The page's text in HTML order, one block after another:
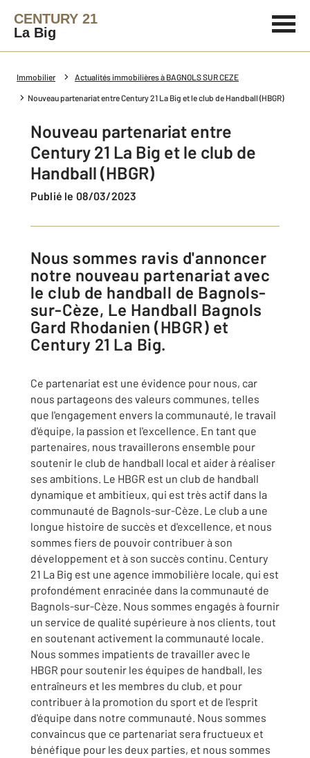
CENTURY 21
La Big
Immobilier Actualités immobilières à BAGNOLS SUR CEZE
Nouveau partenariat entre Century 21 La Big et le club de Handball (HBGR)
Nouveau partenariat entre
Century 21 La Big et le club de
Handball (HBGR)
Publié le 08/03/2023
Nous sommes ravis d'annoncer
notre nouveau partenariat avec
le club de handball de Bagnols-
sur-Cèze, Le Handball Bagnols
Gard Rhodanien (HBGR) et
Century 21 La Big.
Ce partenariat est une évidence pour nous, car
nous partageons des valeurs communes, telles
que l'engagement envers la communauté, le travail
d'équipe, la passion et l'excellence. En tant que
partenaires, nous travaillerons ensemble pour
soutenir le club de handball local et aider à réaliser
ses ambitions. Le HBGR est un club de handball
dynamique et ambitieux, qui est très actif dans la
communauté de Bagnols-sur-Cèze. Le club a une
longue histoire de succès et d'excellence, et nous
sommes fiers de pouvoir contribuer à son
développement et à son succès continu. Century
21 La Big est une agence immobilière locale, qui est
profondément enracinée dans la communauté de
Bagnols-sur-Cèze. Nous sommes engagés à fournir
un service de qualité supérieure à nos clients, tout
en soutenant activement la communauté locale.
Nous sommes impatients de travailler avec le
HBGR pour soutenir les équipes de handball, les
entraîneurs et les membres du club, et pour
contribuer à la promotion du sport et de l'esprit
d'équipe dans notre communauté. Nous sommes
convaincus que ce partenariat sera fructueux et
bénéfique pour les deux parties, et nous sommes